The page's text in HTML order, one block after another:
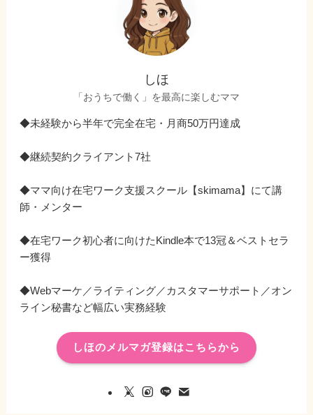
しほ
「おうちで働く」を最高に楽しむママ
◆未経験から半年で完全在宅・月商50万円達成
◆継続契約クライアント7社
◆ママ向け在宅ワーク支援スクール【skimama】にて講
師・メンター
◆在宅ワーク初心者に向けたKindle本で13冠＆ベストセラ
ー獲得
◆Webマーケ／ライティング／カスタマーサポート／オン
ライン秘書など幅広い実務経験
しほのメルマガ登録はこちらから